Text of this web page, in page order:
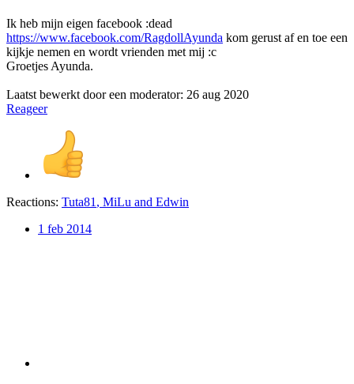
Ik heb mijn eigen facebook :dead
https://www.facebook.com/RagdollAyunda kom gerust af en toe een
kijkje nemen en wordt vrienden met mij :c
Groetjes Ayunda.
Laatst bewerkt door een moderator: 26 aug 2020
Reageer
Reactions: Tuta81 , MiLu and Edwin
1 feb 2014